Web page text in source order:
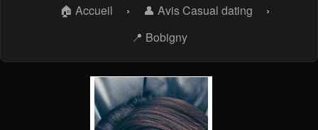
🏠 Accueil › 👤 Avis Casual dating
›
📍 Bobigny